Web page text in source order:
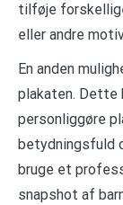
tilføje
eller andre
En anden
plakaten. Dette
personliggøre
betydningsfuld
bruge et
snapshot af